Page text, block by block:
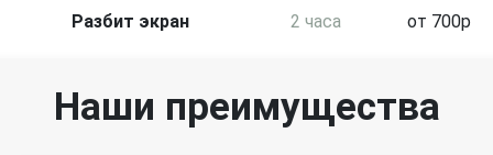
Разбит экран 2 часа от 700р
Наши преимущества